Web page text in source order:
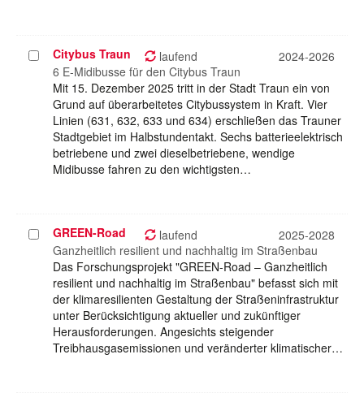
Projekt
auswählen
Citybus Traun laufend
2024-2026
6 E-Midibusse für den Citybus Traun
Mit 15. Dezember 2025 tritt in der Stadt Traun ein von
Grund auf überarbeitetes Citybussystem in Kraft. Vier
Linien (631, 632, 633 und 634) erschließen das Trauner
Stadtgebiet im Halbstundentakt. Sechs batterieelektrisch
betriebene und zwei dieselbetriebene, wendige
Midibusse fahren zu den wichtigsten…
Projekt
auswählen
GREEN-Road laufend
2025-2028
Ganzheitlich resilient und nachhaltig im Straßenbau
Das Forschungsprojekt "GREEN-Road – Ganzheitlich
resilient und nachhaltig im Straßenbau" befasst sich mit
der klimaresilienten Gestaltung der Straßeninfrastruktur
unter Berücksichtigung aktueller und zukünftiger
Herausforderungen. Angesichts steigender
Treibhausgasemissionen und veränderter klimatischer…